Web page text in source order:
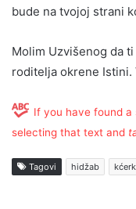
bude na tvojoj strani
Molim Uzvišenog da
roditelja okrene Istini.
If you have found a
selecting that text and
Tagovi hidžab